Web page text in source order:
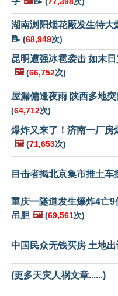
湖南浏阳烟花厰发生特大
📝 (68,949次)
昆明遭强冰雹袭击 如末
🖼️ (66,752次)
屋漏偏逢夜雨 陕西多地
(64,712次)
爆炸又来了！济南一厂房
🖼️ (71,653次)
目击者揭北京集市推土车
重庆一隧道发生爆炸4亡9
吊胆 🖼️ (69,561次)
中国民众无钱买房 土地
(更多天灾人祸文章......)